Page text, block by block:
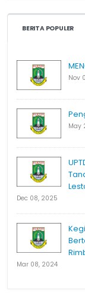
BERITA POPULER
Nov
May
Dec 08, 2025
Mar 08, 2024